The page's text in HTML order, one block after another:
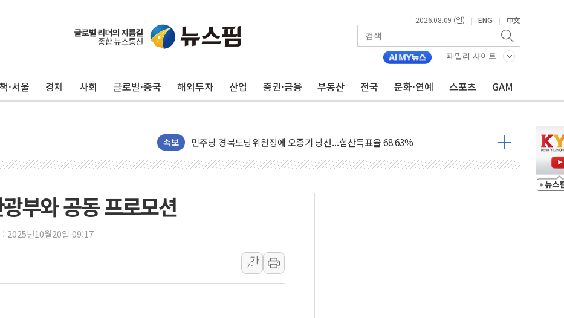
2026.08.09 (일) | ENG | 中文
패밀리 사이트
·서울 경제 사회 글로벌·중국 해외투자 산업 증권·금융 부동산 전국 문화·연예 스포츠 GAM
속보
125mm 폭우 쏟아진 울진...'두천~하당'·'올미골교' 차량 통행 선제 제한
평택 진위면 공장서 탱크 내부 작업 중 근로자 1명 숨져
상주 낙동강 선착장 하류서 50대 숨진 채 발견...경찰, 조사 중
[종합] 김민석, 정청래에 누적 1.48%p 차 선두 유지...金 46.01% vs 鄭 44.53%
인천서 말다툼 중 어머니 살해 10대 구속…범행 후 반려견도 죽여
김민석, 강원·대구·경북 경선서 정청래에 승리…金 48.54% vs 鄭 44.40%
[속보] 민주, 경북 경선 결과 발표...김민석 47.37% 정청래 45.71% 송영길 6.92%
정재헌 CEO, SKT 장기고객 400명 맞이…"마음 잇는 시간 되길"
최태원, 노소영에 9440억 지급 확정되나…재상고 앞두고 막판 셈법
하나금융, 명동 소상공인에 '행복상자' 전달
부와 공동 프로모션
: 2025년10월20일 09:17
가
가